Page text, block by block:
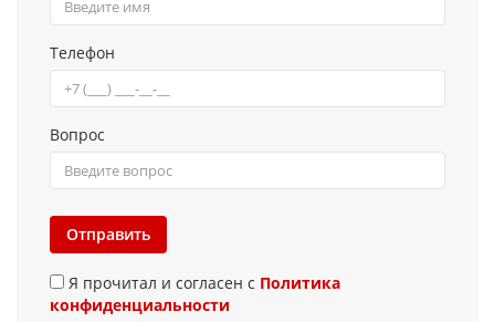
Телефон
Вопрос
Отправить
Я прочитал и согласен с Политика
конфиденциальности